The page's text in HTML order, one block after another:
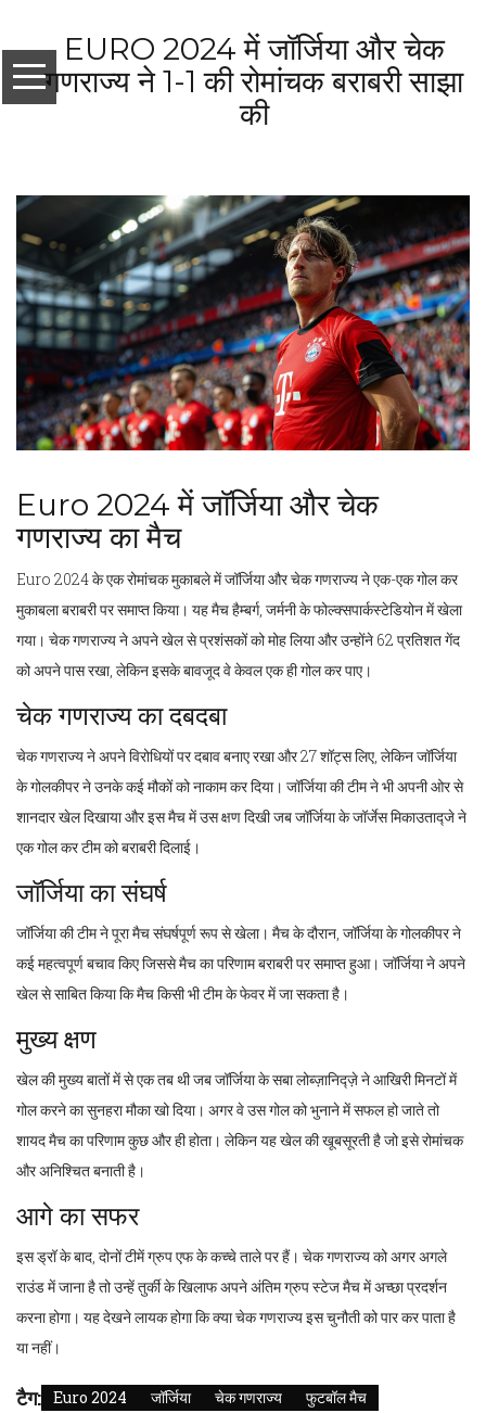
EURO 2024 में जॉर्जिया और चेक
गणराज्य ने 1-1 की रोमांचक बराबरी साझा
की
Euro 2024 में जॉर्जिया और चेक
गणराज्य का मैच
Euro 2024 के एक रोमांचक मुकाबले में जॉर्जिया और चेक गणराज्य ने एक-एक गोल कर
मुकाबला बराबरी पर समाप्त किया। यह मैच हैम्बर्ग, जर्मनी के फोल्क्सपार्कस्टेडियोन में खेला
गया। चेक गणराज्य ने अपने खेल से प्रशंसकों को मोह लिया और उन्होंने 62 प्रतिशत गेंद
को अपने पास रखा, लेकिन इसके बावजूद वे केवल एक ही गोल कर पाए।
चेक गणराज्य का दबदबा
चेक गणराज्य ने अपने विरोधियों पर दबाव बनाए रखा और 27 शॉट्स लिए, लेकिन जॉर्जिया
के गोलकीपर ने उनके कई मौकों को नाकाम कर दिया। जॉर्जिया की टीम ने भी अपनी ओर से
शानदार खेल दिखाया और इस मैच में उस क्षण दिखी जब जॉर्जिया के जॉर्जेस मिकाउताद्जे ने
एक गोल कर टीम को बराबरी दिलाई।
जॉर्जिया का संघर्ष
जॉर्जिया की टीम ने पूरा मैच संघर्षपूर्ण रूप से खेला। मैच के दौरान, जॉर्जिया के गोलकीपर ने
कई महत्वपूर्ण बचाव किए जिससे मैच का परिणाम बराबरी पर समाप्त हुआ। जॉर्जिया ने अपने
खेल से साबित किया कि मैच किसी भी टीम के फेवर में जा सकता है।
मुख्य क्षण
खेल की मुख्य बातों में से एक तब थी जब जॉर्जिया के सबा लोब्ज़ानिद्ज़े ने आखिरी मिनटों में
गोल करने का सुनहरा मौका खो दिया। अगर वे उस गोल को भुनाने में सफल हो जाते तो
शायद मैच का परिणाम कुछ और ही होता। लेकिन यह खेल की खूबसूरती है जो इसे रोमांचक
और अनिश्चित बनाती है।
आगे का सफर
इस ड्रॉ के बाद, दोनों टीमें ग्रुप एफ के कच्चे ताले पर हैं। चेक गणराज्य को अगर अगले
राउंड में जाना है तो उन्हें तुर्की के खिलाफ अपने अंतिम ग्रुप स्टेज मैच में अच्छा प्रदर्शन
करना होगा। यह देखने लायक होगा कि क्या चेक गणराज्य इस चुनौती को पार कर पाता है
या नहीं।
टैग: Euro 2024 जॉर्जिया चेक गणराज्य फुटबॉल मैच